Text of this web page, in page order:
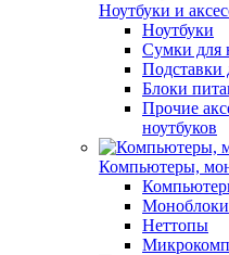
Ноутбуки и
Ноутбуки
Сумки для
Подставки
Блоки
Прочие
ноутбуков
Компьютеры,
Моноблоки
Неттопы